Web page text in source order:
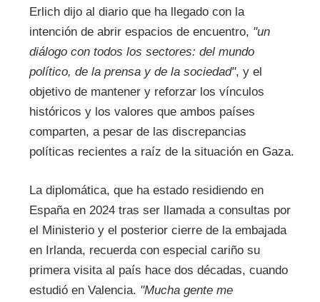
Erlich dijo al diario que ha llegado con la
intención de abrir espacios de encuentro, "un
diálogo con todos los sectores: del mundo
político, de la prensa y de la sociedad", y el
objetivo de mantener y reforzar los vínculos
históricos y los valores que ambos países
comparten, a pesar de las discrepancias
políticas recientes a raíz de la situación en Gaza.
La diplomática, que ha estado residiendo en
España en 2024 tras ser llamada a consultas por
el Ministerio y el posterior cierre de la embajada
en Irlanda, recuerda con especial cariño su
primera visita al país hace dos décadas, cuando
estudió en Valencia. "Mucha gente me